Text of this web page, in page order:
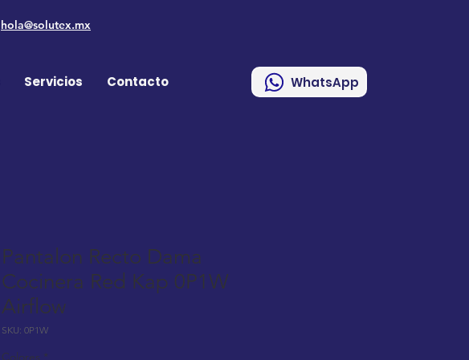
hola@solutex.mx
Servicios Contacto WhatsApp
Pantalon Recto Dama
Cocinera Red Kap 0P1W
Airflow
SKU: 0P1W
Colores *